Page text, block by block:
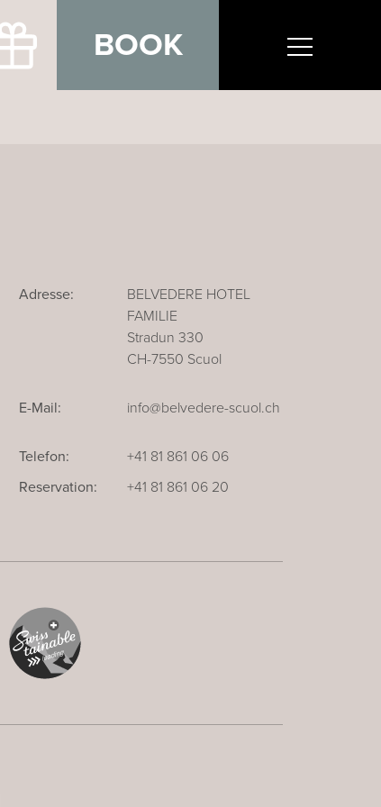
BOOK
Adresse:
BELVEDERE HOTEL
FAMILIE
Stradun 330
CH-7550 Scuol
E-Mail: info@belvedere-scuol.ch
Telefon:
+41 81 861 06 06
Reservation:
+41 81 861 06 20